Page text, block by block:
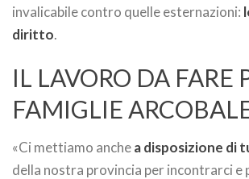
invalicabile contro quelle esternazioni:
diritto.
IL LAVORO DA FARE
FAMIGLIE
«Ci mettiamo anchea disposizione di
della nostra provincia per incontrarci e